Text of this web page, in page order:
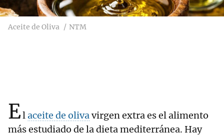
Aceite de Oliva NTM
Elaceite de olivavirgen extra es el alimento
más estudiado de la dieta mediterránea. Hay